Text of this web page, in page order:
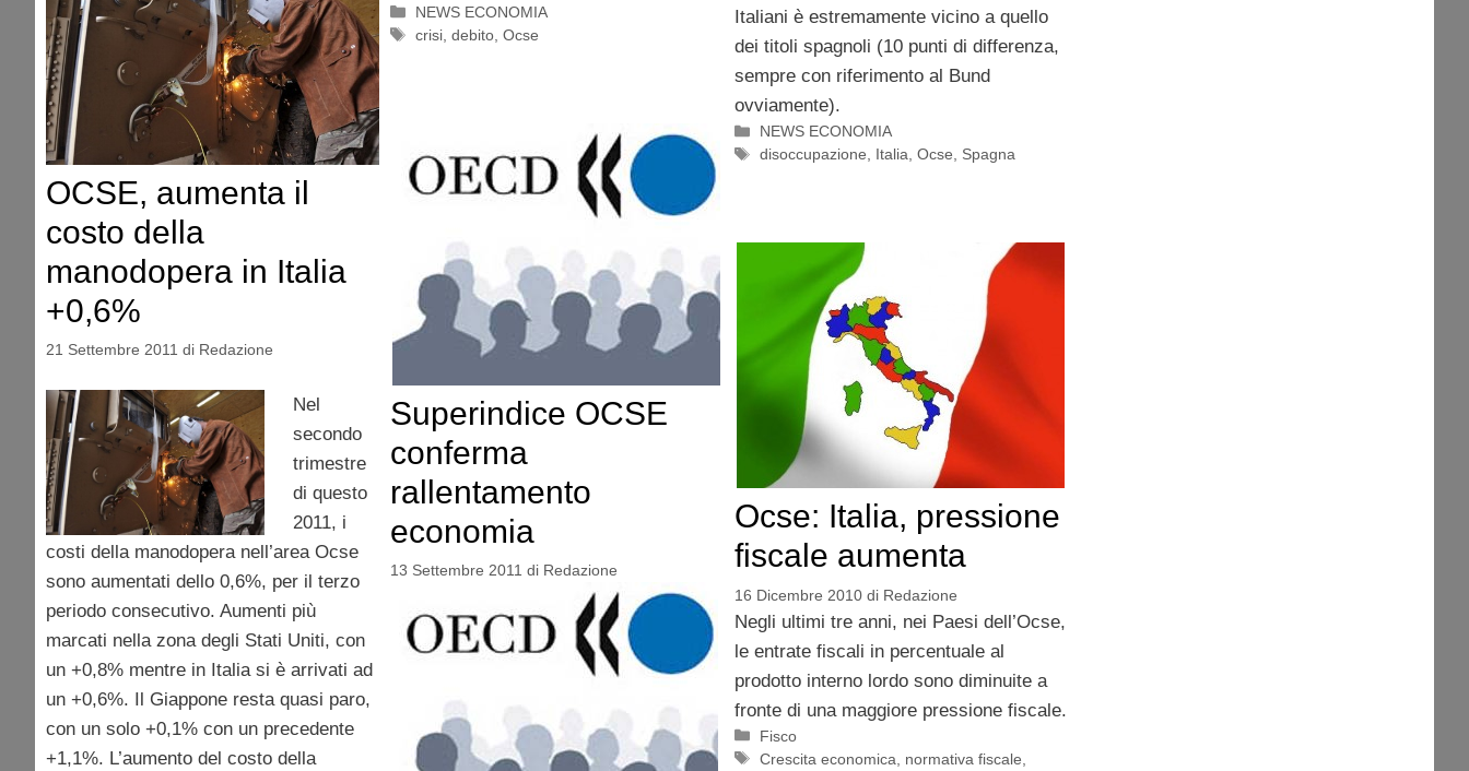
Italiani è estremamente vicino a quello
dei titoli spagnoli (10 punti di differenza,
sempre con riferimento al Bund
ovviamente).
Categorie
NEWS ECONOMIA
Tag
disoccupazione, Italia,Ocse, Spagna
Categorie
NEWS ECONOMIA
Tag
crisi ,debito ,Ocse
OCSE, aumenta il
costo della
manodopera in Italia
+0,6%
21 Settembre 2011 di Redazione
Nel
secondo
trimestre
di questo
2011, i
costi della manodopera nell’area Ocse
sono aumentati dello 0,6%, per il terzo
periodo consecutivo. Aumenti più
marcati nella zona degli Stati Uniti, con
un +0,8% mentre in Italia si è arrivati ad
un +0,6%. Il Giappone resta quasi paro,
con un solo +0,1% con un precedente
+1,1%. L’aumento del costo della
Superindice OCSE
conferma
rallentamento
economia
13 Settembre 2011 di Redazione
Ocse: Italia, pressione
fiscale aumenta
16 Dicembre 2010 di Redazione
Negli ultimi tre anni, nei Paesi dell’Ocse,
le entrate fiscali in percentuale al
prodotto interno lordo sono diminuite a
fronte di una maggiore pressione fiscale.
Categorie
Fisco
Tag
Crescita economica normativa fiscale